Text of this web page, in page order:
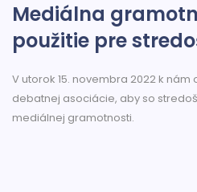
Mediálna
použitie pre
V utorok 15. novembra 2022 k
debatnej asociácie, aby so
mediálnej gramotnosti.